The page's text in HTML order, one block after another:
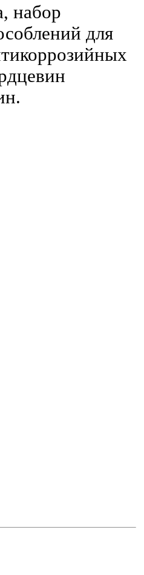
набор
ний для